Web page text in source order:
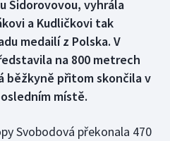
Sidorovovou, vyhrála
a Kudličkovi tak
medailí z Polska. V
na 800 metrech
běžkyně přitom skončila v
místě.
Svobodová překonala 470